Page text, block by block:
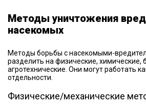
Методы уничтожения
насекомых
Методы борьбы с насекомыми-
разделить на физические, химические,
агротехнические. Они могут работать
отдельности.
Физические/механические